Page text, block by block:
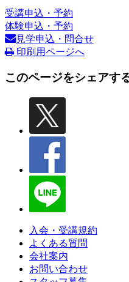
受講申込・予約
体験申込・予約
見学申込・問合せ
印刷用ページへ
このページをシェアす
入会・受講規約
よくある質問
会社案内
お問い合わせ